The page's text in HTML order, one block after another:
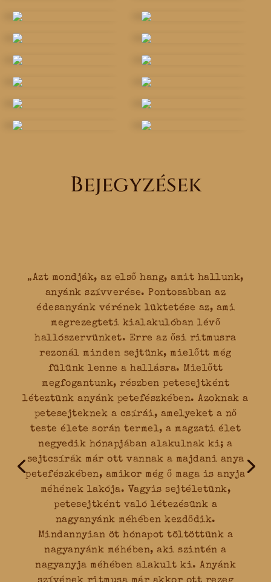
Bejegyzések
„Azt mondják, az első hang, amit hallunk,
anyánk szívverése. Pontosabban az
édesanyánk vérének lüktetése az, ami
megrezegteti kialakulóban lévő
hallószervünket. Erre az ősi ritmusra
rezonál minden sejtünk, mielőtt még
fülünk lenne a hallásra. Mielőtt
megfogantunk, részben petesejtként
léteztünk anyánk petefészkében. Azoknak a
petesejteknek a csírái, amelyeket a nő
teste élete során termel, a magzati élet
negyedik hónapjában alakulnak ki; a
sejtcsírák már ott vannak a majdani anya
petefészkében, amikor még ő maga is anyja
méhének lakója. Vagyis sejtéletünk,
petesejtként való létezésünk a
nagyanyánk méhében kezdődik.
Mindannyian öt hónapot töltöttünk a
nagyanyánk méhében, aki szintén a
nagyanyja méhében alakult ki. Anyánk